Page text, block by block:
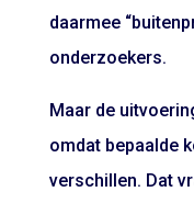
daarmee
onderzoekers.
Maar de
omdat bepaalde
verschillen. Dat